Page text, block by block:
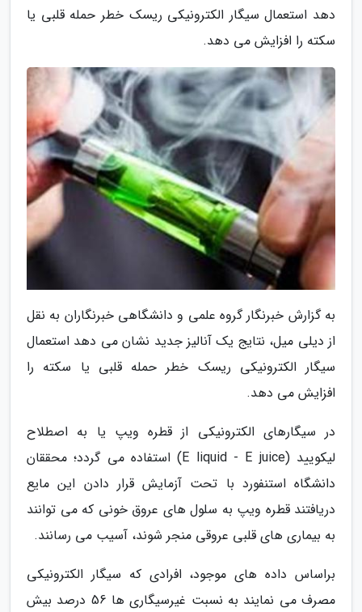
دهد استعمال سیگار الکترونیکی ریسک خطر حمله قلبی یا
سکته را افزایش می دهد.
به گزارش خبرنگار گروه علمی و دانشگاهی خبرنگاران به نقل
از دیلی میل، نتایج یک آنالیز جدید نشان می دهد استعمال
سیگار الکترونیکی ریسک خطر حمله قلبی یا سکته را
افزایش می دهد.
در سیگارهای الکترونیکی از قطره ویپ یا به اصطلاح
لیکویید (E liquid - E juice) استفاده می گردد؛ محققان
دانشگاه استنفورد با تحت آزمایش قرار دادن این مایع
دریافتند قطره ویپ به سلول های عروق خونی که می توانند
به بیماری های قلبی عروقی منجر شوند، آسیب می رسانند.
براساس داده های موجود، افرادی که سیگار الکترونیکی
مصرف می نمایند به نسبت غیرسیگاری ها 56 درصد بیش